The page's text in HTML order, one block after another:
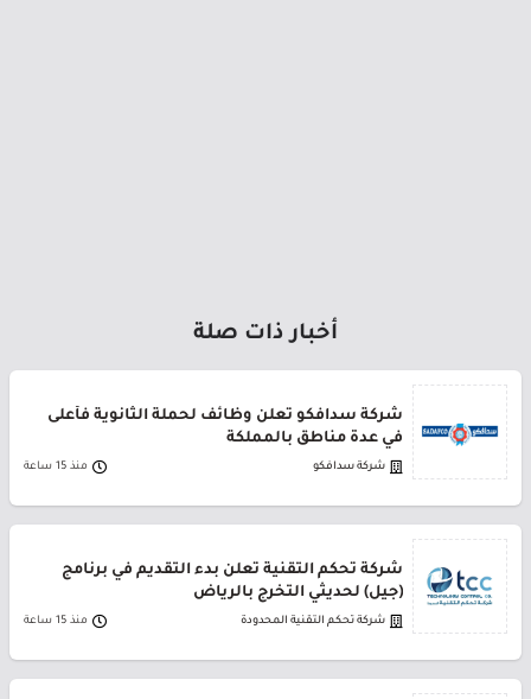
أخبار ذات صلة
شركة سدافكو تعلن وظائف لحملة الثانوية فأعلى
في عدة مناطق بالمملكة
شركة سدافكو منذ 15 ساعة
شركة تحكم التقنية تعلن بدء التقديم في برنامج
(جيل) لحديثي التخرج بالرياض
شركة تحكم التقنية المحدودة منذ 15 ساعة